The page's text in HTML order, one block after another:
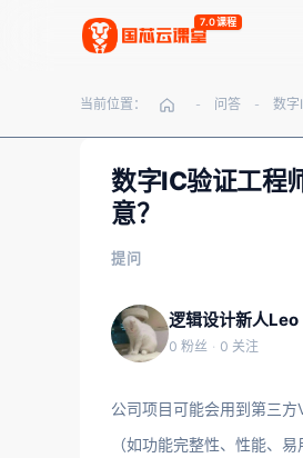
7.0课程
当前位置： - 问答 -
数字IC验证工程
意？
提问
逻辑设计新人Leo
0 粉丝 · 0 关注
公司项目可能会用到第三
（如功能完整性、性能、